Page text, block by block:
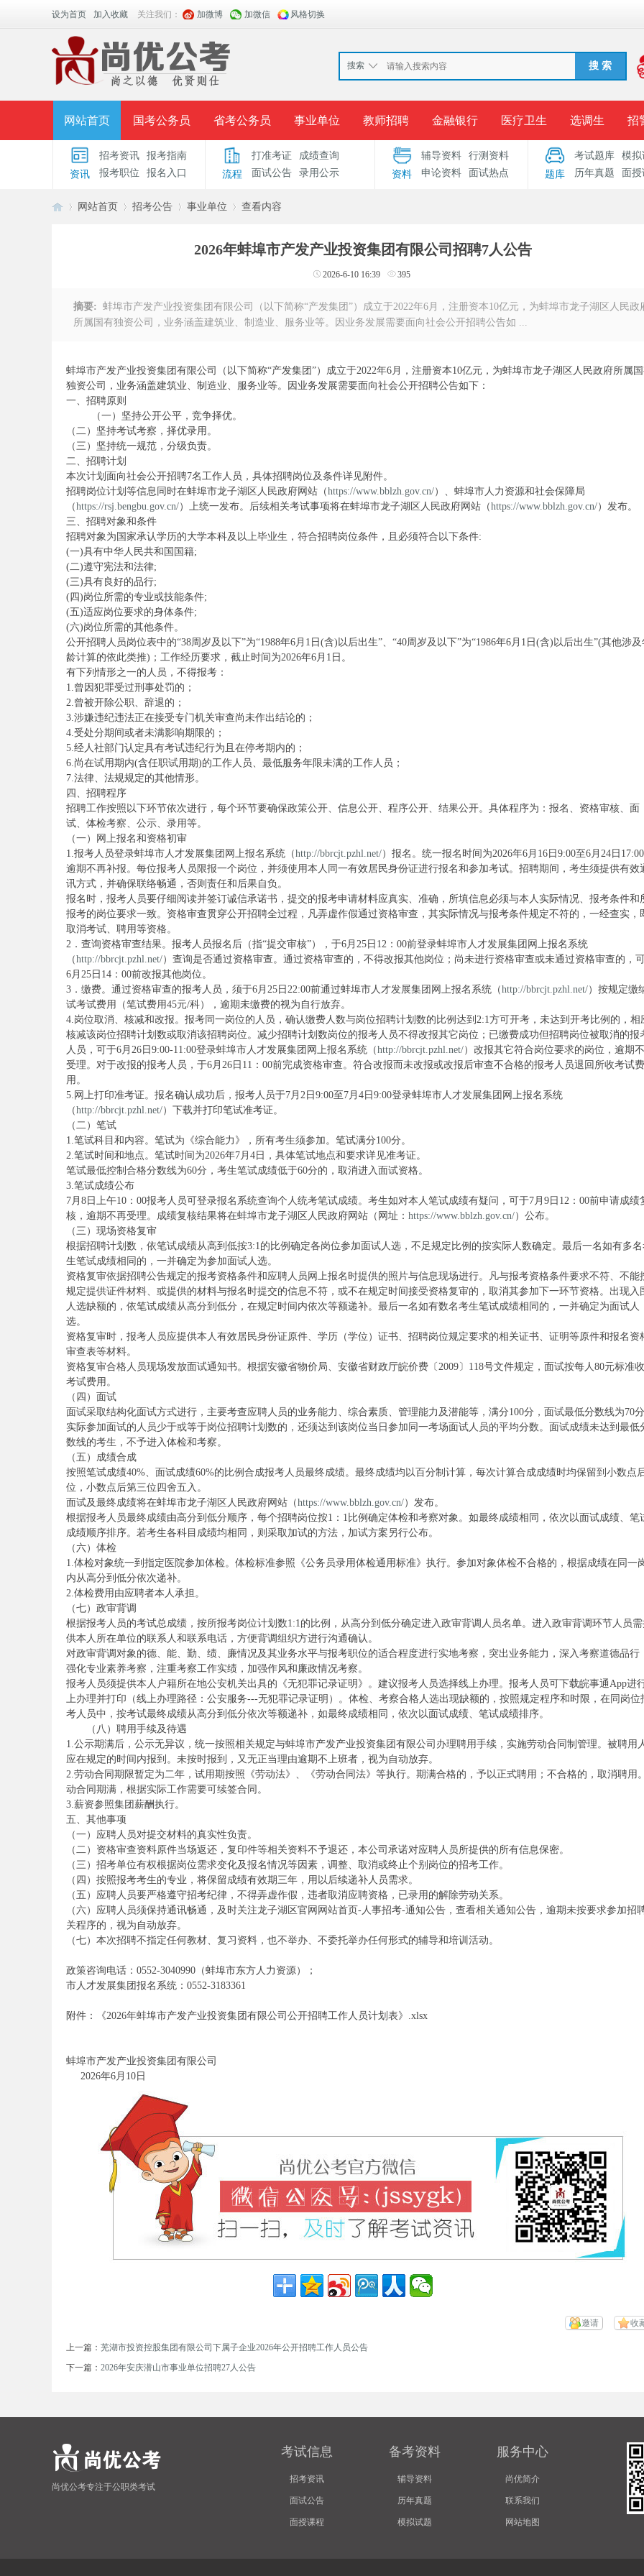
设为首页 加入收藏 关注我们： 加微博 加微信 风格切换
搜索 搜 索
网站首页 国考公务员 省考公务员 事业单位 教师招聘 金融银行 医疗卫生 选调生 招
面授课程 招考公告 面试公告 报考指导 准考证打印 成绩查询 录用公示 考
时政热点 视频课堂 名师团队 学员风采
资讯
招考资讯
报考指南
报考职位
报名入口 流程
打准考证
成绩查询
面试公告
录用公示 资料
辅导资料
行测资料
申论资料
面试热点 题库
考试题库
模拟
历年真题
面授
网站首页 招考公告 事业单位 查看内容
2026年蚌埠市产发产业投资集团有限公司招聘7人公告
2026-6-10 16:39 395
摘要: 蚌埠市产发产业投资集团有限公司（以下简称“产发集团”）成立于2022年6月，注册资本10亿元，为蚌埠市龙子湖区人民政
所属国有独资公司，业务涵盖建筑业、制造业、服务业等。因业务发展需要面向社会公开招聘公告如 ...
蚌埠市产发产业投资集团有限公司（以下简称“产发集团”）成立于2022年6月，注册资本10亿元，为蚌埠市龙子湖区人民政府所属
独资公司，业务涵盖建筑业、制造业、服务业等。因业务发展需要面向社会公开招聘公告如下：
一、招聘原则
（一）坚持公开公平，竞争择优。
（二）坚持考试考察，择优录用。
（三）坚持统一规范，分级负责。
二、招聘计划
本次计划面向社会公开招聘7名工作人员，具体招聘岗位及条件详见附件。
招聘岗位计划等信息同时在蚌埠市龙子湖区人民政府网站（https://www.bblzh.gov.cn/）、蚌埠市人力资源和社会保障局
（https://rsj.bengbu.gov.cn/）上统一发布。后续相关考试事项将在蚌埠市龙子湖区人民政府网站（https://www.bblzh.gov.cn/）发布。
三、招聘对象和条件
招聘对象为国家承认学历的大学本科及以上毕业生，符合招聘岗位条件，且必须符合以下条件:
(一)具有中华人民共和国国籍;
(二)遵守宪法和法律;
(三)具有良好的品行;
(四)岗位所需的专业或技能条件;
(五)适应岗位要求的身体条件;
(六)岗位所需的其他条件。
公开招聘人员岗位表中的“38周岁及以下”为“1988年6月1日(含)以后出生”、“40周岁及以下”为“1986年6月1日(含)以后出生”(其他涉及
龄计算的依此类推)；工作经历要求，截止时间为2026年6月1日。
有下列情形之一的人员，不得报考：
1.曾因犯罪受过刑事处罚的；
2.曾被开除公职、辞退的；
3.涉嫌违纪违法正在接受专门机关审查尚未作出结论的；
4.受处分期间或者未满影响期限的；
5.经人社部门认定具有考试违纪行为且在停考期内的；
6.尚在试用期内(含任职试用期)的工作人员、最低服务年限未满的工作人员；
7.法律、法规规定的其他情形。
四、招聘程序
招聘工作按照以下环节依次进行，每个环节要确保政策公开、信息公开、程序公开、结果公开。具体程序为：报名、资格审核、面
试、体检考察、公示、录用等。
（一）网上报名和资格初审
1.报考人员登录蚌埠市人才发展集团网上报名系统（http://bbrcjt.pzhl.net/）报名。统一报名时间为2026年6月16日9:00至6月24日17:00
逾期不再补报。每位报考人员限报一个岗位，并须使用本人同一有效居民身份证进行报名和参加考试。招聘期间，考生须提供有效
讯方式，并确保联络畅通，否则责任和后果自负。
报名时，报考人员要仔细阅读并签订诚信承诺书，提交的报考申请材料应真实、准确，所填信息必须与本人实际情况、报考条件和
报考的岗位要求一致。资格审查贯穿公开招聘全过程，凡弄虚作假通过资格审查，其实际情况与报考条件规定不符的，一经查实，
取消考试、聘用等资格。
2．查询资格审查结果。报考人员报名后（指“提交审核”），于6月25日12：00前登录蚌埠市人才发展集团网上报名系统
（http://bbrcjt.pzhl.net/）查询是否通过资格审查。通过资格审查的，不得改报其他岗位；尚未进行资格审查或未通过资格审查的，
6月25日14：00前改报其他岗位。
3．缴费。通过资格审查的报考人员，须于6月25日22:00前通过蚌埠市人才发展集团网上报名系统（http://bbrcjt.pzhl.net/）按规定缴
试考试费用（笔试费用45元/科），逾期未缴费的视为自行放弃。
4.岗位取消、核减和改报。报考同一岗位的人员，确认缴费人数与岗位招聘计划数的比例达到2:1方可开考，未达到开考比例的，相
核减该岗位招聘计划数或取消该招聘岗位。减少招聘计划数岗位的报考人员不得改报其它岗位；已缴费成功但招聘岗位被取消的报
人员，可于6月26日9:00-11:00登录蚌埠市人才发展集团网上报名系统（http://bbrcjt.pzhl.net/）改报其它符合岗位要求的岗位，逾期
受理。对于改报的报考人员，于6月26日11：00前完成资格审查。符合改报而未改报或改报后审查不合格的报考人员退回所收考试费
用。
5.网上打印准考证。报名确认成功后，报考人员于7月2日9:00至7月4日9:00登录蚌埠市人才发展集团网上报名系统
（http://bbrcjt.pzhl.net/）下载并打印笔试准考证。
（二）笔试
1.笔试科目和内容。笔试为《综合能力》，所有考生须参加。笔试满分100分。
2.笔试时间和地点。笔试时间为2026年7月4日，具体笔试地点和要求详见准考证。
笔试最低控制合格分数线为60分，考生笔试成绩低于60分的，取消进入面试资格。
3.笔试成绩公布
7月8日上午10：00报考人员可登录报名系统查询个人统考笔试成绩。考生如对本人笔试成绩有疑问，可于7月9日12：00前申请成绩
核，逾期不再受理。成绩复核结果将在蚌埠市龙子湖区人民政府网站（网址： https://www.bblzh.gov.cn/）公布。
（三）现场资格复审
根据招聘计划数，依笔试成绩从高到低按3:1的比例确定各岗位参加面试人选，不足规定比例的按实际人数确定。最后一名如有多
生笔试成绩相同的，一并确定为参加面试人选。
资格复审依据招聘公告规定的报考资格条件和应聘人员网上报名时提供的照片与信息现场进行。凡与报考资格条件要求不符、不能
规定提供证件材料、或提供的材料与报名时提交的信息不符，或不在规定时间接受资格复审的，取消其参加下一环节资格。出现入
人选缺额的，依笔试成绩从高分到低分，在规定时间内依次等额递补。最后一名如有数名考生笔试成绩相同的，一并确定为面试人
选。
资格复审时，报考人员应提供本人有效居民身份证原件、学历（学位）证书、招聘岗位规定要求的相关证书、证明等原件和报名资
审查表等材料。
资格复审合格人员现场发放面试通知书。根据安徽省物价局、安徽省财政厅皖价费〔2009〕118号文件规定，面试按每人80元标准
考试费用。
（四）面试
面试采取结构化面试方式进行，主要考查应聘人员的业务能力、综合素质、管理能力及潜能等，满分100分，面试最低分数线为70分
实际参加面试的人员少于或等于岗位招聘计划数的，还须达到该岗位当日参加同一考场面试人员的平均分数。面试成绩未达到最低
数线的考生，不予进入体检和考察。
（五）成绩合成
按照笔试成绩40%、面试成绩60%的比例合成报考人员最终成绩。最终成绩均以百分制计算，每次计算合成成绩时均保留到小数点
位，小数点后第三位四舍五入。
面试及最终成绩将在蚌埠市龙子湖区人民政府网站（https://www.bblzh.gov.cn/）发布。
根据报考人员最终成绩由高分到低分顺序，每个招聘岗位按1：1比例确定体检和考察对象。如最终成绩相同，依次以面试成绩、笔
成绩顺序排序。若考生各科目成绩均相同，则采取加试的方法，加试方案另行公布。
（六）体检
1.体检对象统一到指定医院参加体检。体检标准参照《公务员录用体检通用标准》执行。参加对象体检不合格的，根据成绩在同一
内从高分到低分依次递补。
2.体检费用由应聘者本人承担。
（七）政审背调
根据报考人员的考试总成绩，按所报考岗位计划数1:1的比例，从高分到低分确定进入政审背调人员名单。进入政审背调环节人员需
供本人所在单位的联系人和联系电话，方便背调组织方进行沟通确认。
对政审背调对象的德、能、勤、绩、廉情况及其业务水平与报考职位的适合程度进行实地考察，突出业务能力，深入考察道德品行
强化专业素养考察，注重考察工作实绩，加强作风和廉政情况考察。
报考人员须提供本人户籍所在地公安机关出具的《无犯罪记录证明》。建议报考人员选择线上办理。报考人员可下载皖事通App进
上办理并打印（线上办理路径：公安服务---无犯罪记录证明）。体检、考察合格人选出现缺额的，按照规定程序和时限，在同岗位
考人员中，按考试最终成绩从高分到低分依次等额递补，如最终成绩相同，依次以面试成绩、笔试成绩排序。
（八）聘用手续及待遇
1.公示期满后，公示无异议，统一按照相关规定与蚌埠市产发产业投资集团有限公司办理聘用手续，实施劳动合同制管理。被聘用
应在规定的时间内报到。未按时报到，又无正当理由逾期不上班者，视为自动放弃。
2.劳动合同期限暂定为二年，试用期按照《劳动法》、《劳动合同法》等执行。期满合格的，予以正式聘用；不合格的，取消聘用
动合同期满，根据实际工作需要可续签合同。
3.薪资参照集团薪酬执行。
五、其他事项
（一）应聘人员对提交材料的真实性负责。
（二）资格审查资料原件当场返还，复印件等相关资料不予退还，本公司承诺对应聘人员所提供的所有信息保密。
（三）招考单位有权根据岗位需求变化及报名情况等因素，调整、取消或终止个别岗位的招考工作。
（四）按照报考考生的专业，将保留成绩有效期三年，用以后续递补人员需求。
（五）应聘人员要严格遵守招考纪律，不得弄虚作假，违者取消应聘资格，已录用的解除劳动关系。
（六）应聘人员须保持通讯畅通，及时关注龙子湖区官网网站首页-人事招考-通知公告，查看相关通知公告，逾期未按要求参加招
关程序的，视为自动放弃。
（七）本次招聘不指定任何教材、复习资料，也不举办、不委托举办任何形式的辅导和培训活动。
政策咨询电话：0552-3040990（蚌埠市东方人力资源）；
市人才发展集团报名系统：0552-3183361
附件：《2026年蚌埠市产发产业投资集团有限公司公开招聘工作人员计划表》.xlsx
蚌埠市产发产业投资集团有限公司
2026年6月10日
收
邀请
上一篇： 芜湖市投资控股集团有限公司下属子企业2026年公开招聘工作人员公告
下一篇： 2026年安庆潜山市事业单位招聘27人公告
尚优公考专注于公职类考试
考试信息
招考资讯
面试公告
面授课程
备考资料
辅导资料
历年真题
模拟试题
服务中心
尚优简介
联系我们
网站地图